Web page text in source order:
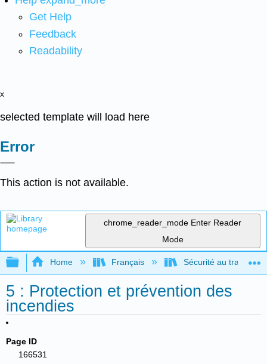
Get Help
Feedback
Readability
x
selected template will load here
Error
This action is not available.
chrome_reader_mode Enter Reader
Mode
Expand/collapse global hierarchy
Home Français Sécurité au travail
5 : Protection et prévention des
incendies
Page ID
166531